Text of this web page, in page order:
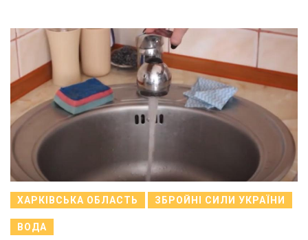
ХАРКІВСЬКА ОБЛАСТЬ ЗБРОЙНІ СИЛИ УКРАЇНИ
ВОДА